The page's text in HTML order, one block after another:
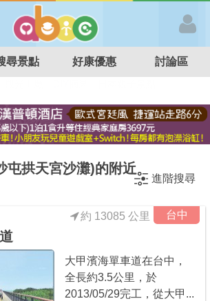
尋景點 好康優惠 討論區
屯拱天宮沙灘)的附近
進階搜尋
台中
約 13085 公里
大甲濱海單車道在台中，
全長約3.5公里，於
2013/05/29完工，從大甲...